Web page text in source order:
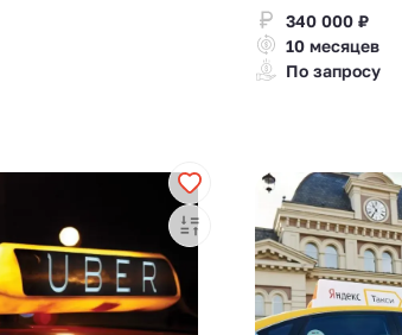
340 000 ₽
10 месяцев
По запросу